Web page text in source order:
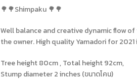
🌳🌳Shimpaku 🌳🌳
Well balance and creative dynamic flow
the owner. High quality Yamadori for
Tree height 80cm , Total height 92cm,
Stump diameter 2 inches (ขนาดโคน)